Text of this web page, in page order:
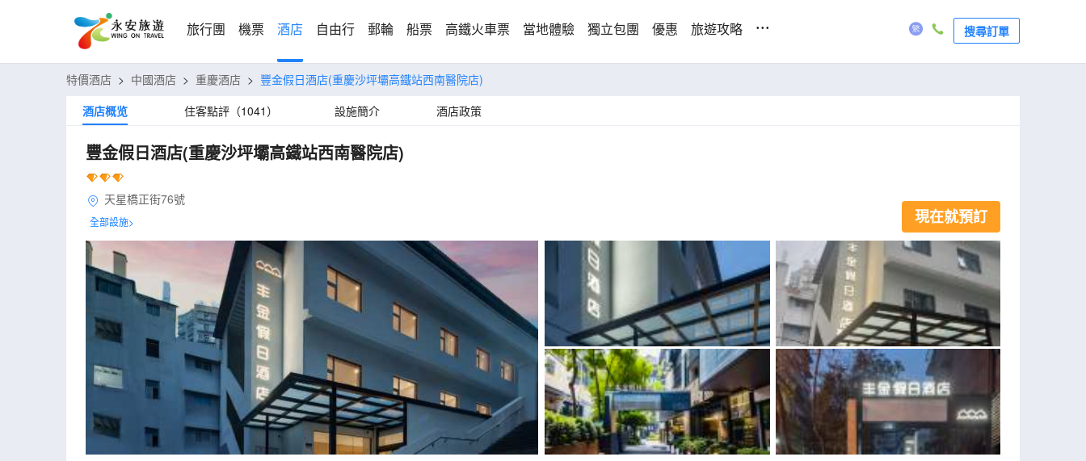
旅行團 機票 酒店 自由行 郵輪 船票 高鐵火車票 當地體驗 獨立包團 優惠 旅遊攻略 ... 搜尋訂單
特價酒店 > 中國酒店 > 重慶酒店 > 豐金假日酒店(重慶沙坪壩高鐵站西南醫院店)
酒店概览
住客點評（1041） 設施簡介 酒店政策
豐金假日酒店(重慶沙坪壩高鐵站西南醫院店)
天星橋正街76號
全部設施> 現在就預訂